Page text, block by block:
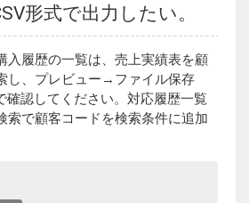
形式で出力したい。
入履歴の一覧は、売上実績表を顧
し、プレビュー→ファイル保存
確認してください。対応履歴一覧
索で顧客コードを検索条件に追加